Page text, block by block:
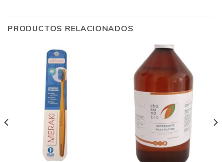
PRODUCTOS RELACIONADOS